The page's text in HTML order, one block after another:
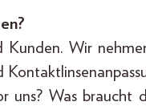
Kunden. Wir
Was braucht